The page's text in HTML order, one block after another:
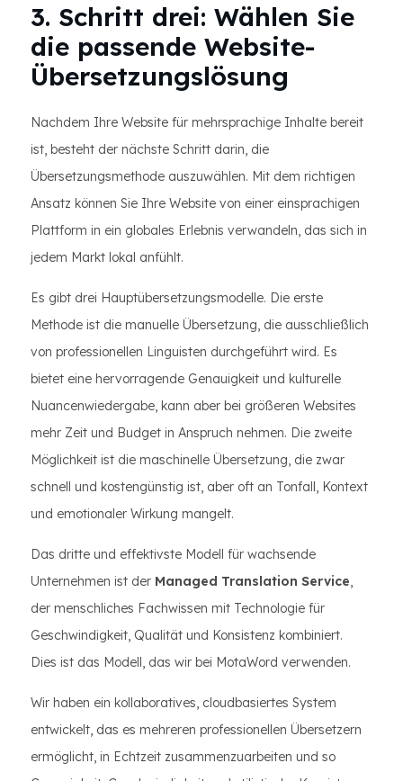
3. Schritt drei: Wählen Sie
die passende Website-
Übersetzungslösung
Nachdem Ihre Website für mehrsprachige Inhalte bereit
ist, besteht der nächste Schritt darin, die
Übersetzungsmethode auszuwählen. Mit dem richtigen
Ansatz können Sie Ihre Website von einer einsprachigen
Plattform in ein globales Erlebnis verwandeln, das sich in
jedem Markt lokal anfühlt.
Es gibt drei Hauptübersetzungsmodelle. Die erste
Methode ist die manuelle Übersetzung, die ausschließlich
von professionellen Linguisten durchgeführt wird. Es
bietet eine hervorragende Genauigkeit und kulturelle
Nuancenwiedergabe, kann aber bei größeren Websites
mehr Zeit und Budget in Anspruch nehmen. Die zweite
Möglichkeit ist die maschinelle Übersetzung, die zwar
schnell und kostengünstig ist, aber oft an Tonfall, Kontext
und emotionaler Wirkung mangelt.
Das dritte und effektivste Modell für wachsende
Unternehmen ist der Managed Translation Service,
der menschliches Fachwissen mit Technologie für
Geschwindigkeit, Qualität und Konsistenz kombiniert.
Dies ist das Modell, das wir bei MotaWord verwenden.
Wir haben ein kollaboratives, cloudbasiertes System
entwickelt, das es mehreren professionellen Übersetzern
ermöglicht, in Echtzeit zusammenzuarbeiten und so